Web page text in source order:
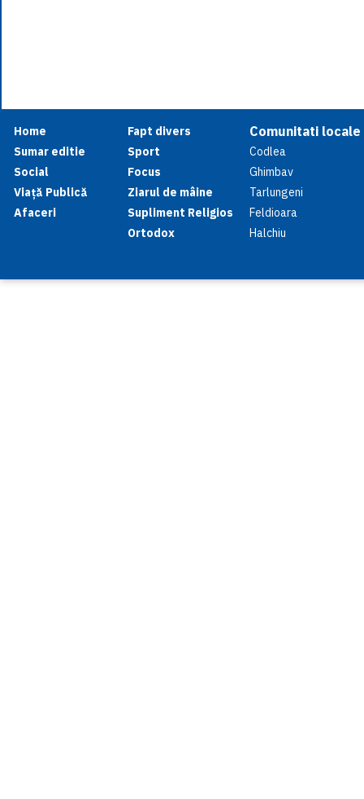
Home
Sumar editie
Social
Viață Publică
Afaceri
Fapt divers
Sport
Focus
Ziarul de mâine
Supliment Religios
Ortodox
Comunitati locale
Codlea
Ghimbav
Tarlungeni
Feldioara
Halchiu